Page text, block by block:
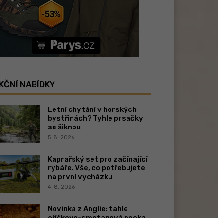
NABÍDKY
Letní chytání v horských
bystřinách? Tyhle prsačky
se šiknou
5. 8. 2026
Kaprařský set pro začínající
rybáře. Vše, co potřebujete
na první vycházku
4. 8. 2026
Novinka z Anglie: tahle